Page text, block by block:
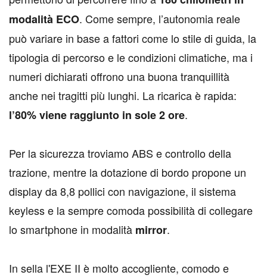
modalità ECO. Come sempre, l’autonomia reale
può variare in base a fattori come lo stile di guida, la
tipologia di percorso e le condizioni climatiche, ma i
numeri dichiarati offrono una buona tranquillità
anche nei tragitti più lunghi. La ricarica è rapida:
l’80% viene raggiunto in sole 2 ore.
Per la sicurezza troviamo ABS e controllo della
trazione, mentre la dotazione di bordo propone un
display da 8,8 pollici con navigazione, il sistema
keyless e la sempre comoda possibilità di collegare
lo smartphone in modalità mirror.
In sella l'EXE II è molto accogliente, comodo e